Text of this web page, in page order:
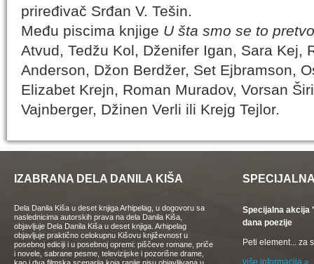
priređivač Srđan V. Tešin.
Među piscima knjige U šta smo se to
Atvud, Tedžu Kol, Dženifer Igan, Sara Kej,
Anderson, Džon Berdžer, Set Ejbramson,
Elizabet Krejn, Roman Muradov, Vorsan
Vajnberger, Džinen Verli ili Krejg Tejlor.
IZABRANA DELA DANILA KIŠA
Dela Danila Kiša u deset knjiga Arhipelag, u dogovoru sa
naslednicima autorskih prava na dela Danila Kiša,
objavljuje Dela Danila Kiša u deset knjiga. Arhipelag
objavljuje praktično celokupnu Kišovu književnost u
posebnoj ediciji i u posebnoj opremi: piščeve romane, priče
i novele, sabrane pesme, televizijske i pozorišne drame,
Specijalna akcija
dana poezije
Peti element... za
više informacija »